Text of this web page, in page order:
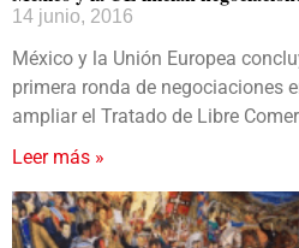
14 junio, 2016
México y la Unión Europea
primera ronda de negociaciones
ampliar el Tratado de Libre
Leer más »